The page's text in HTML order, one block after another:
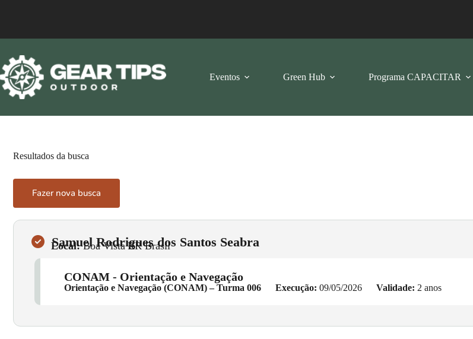
Eventos Green Hub Programa CAPACITAR
Resultados da busca
Fazer nova busca
Samuel Rodrigues dos Santos Seabra
Local:Boa Vista•
RR•
Brasil
CONAM - Orientação e Navegação
Orientação e Navegação (CONAM) – Turma 006 Execução: 09/05/2026 Validade: 2 anos